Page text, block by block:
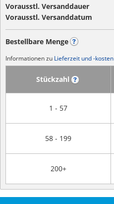
Vorausstl. Versanddauer
Vorausstl. Versanddatum
Bestellbare Menge
Informationen zu Lieferzeit und -kosten
Stückzahl
1 - 57
58 - 199
200+